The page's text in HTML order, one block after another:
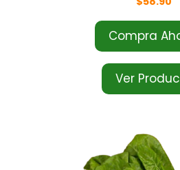
Compra
Ver